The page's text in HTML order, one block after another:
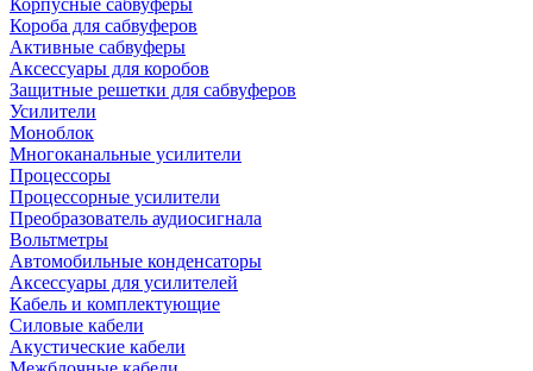
Корпусные сабвуферы
Короба для сабвуферов
Активные сабвуферы
Аксессуары для коробов
Защитные решетки для сабвуферов
Усилители
Моноблок
Многоканальные усилители
Процессоры
Процессорные усилители
Преобразователь аудиосигнала
Вольтметры
Автомобильные конденсаторы
Аксессуары для усилителей
Кабель и комплектующие
Силовые кабели
Акустические кабели